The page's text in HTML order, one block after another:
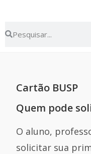
Cartão BUSP
Quem pode
O aluno,
solicitar sua